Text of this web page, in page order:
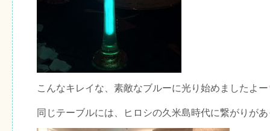
こんなキレイな、素敵なブルーに光り始めましたよー
同じテーブルには、ヒロシの久米島時代に繋がりが